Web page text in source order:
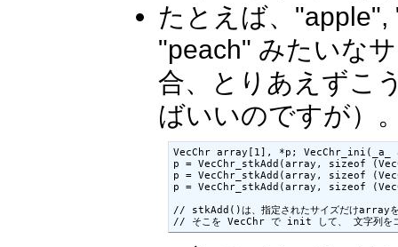
たとえば、
"peach" みたいな
合、とりあえずこ
ばいいのですが）
VecChr array[1], *p;
p = VecChr_stkAdd(array, sizeof
p = VecChr_stkAdd(array, sizeof
p = VecChr_stkAdd(array, sizeof
// stkAdd()は、指定されたサイズだけarrayを
// そこを VecChr で init して、 文字列をコ